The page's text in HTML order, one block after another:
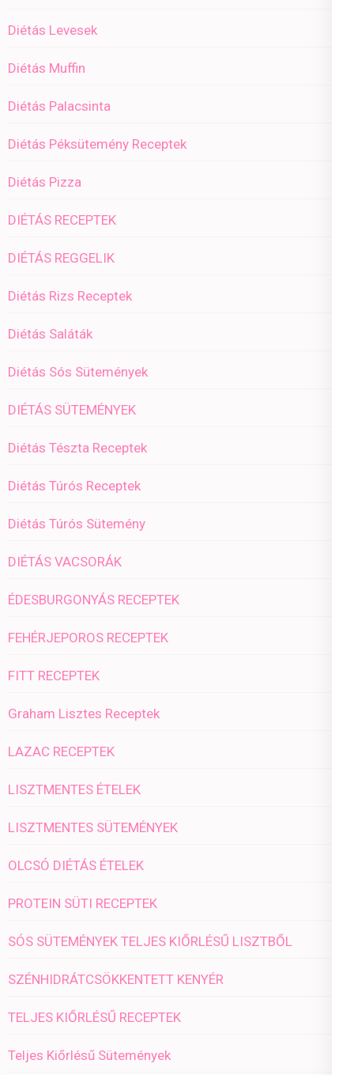
Diétás Levesek
Diétás Muffin
Diétás Palacsinta
Diétás Péksütemény Receptek
Diétás Pizza
DIÉTÁS RECEPTEK
DIÉTÁS REGGELIK
Diétás Rizs Receptek
Diétás Saláták
Diétás Sós Sütemények
DIÉTÁS SÜTEMÉNYEK
Diétás Tészta Receptek
Diétás Túrós Receptek
Diétás Túrós Sütemény
DIÉTÁS VACSORÁK
ÉDESBURGONYÁS RECEPTEK
FEHÉRJEPOROS RECEPTEK
FITT RECEPTEK
Graham Lisztes Receptek
LAZAC RECEPTEK
LISZTMENTES ÉTELEK
LISZTMENTES SÜTEMÉNYEK
OLCSÓ DIÉTÁS ÉTELEK
PROTEIN SÜTI RECEPTEK
SÓS SÜTEMÉNYEK TELJES KIŐRLÉSŰ LISZTBŐL
SZÉNHIDRÁTCSÖKKENTETT KENYÉR
TELJES KIŐRLÉSŰ RECEPTEK
Teljes Kiőrlésű Sütemények